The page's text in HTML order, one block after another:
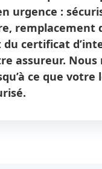
urgence :
remplacement
du certificat
assureur. Nous
ce que